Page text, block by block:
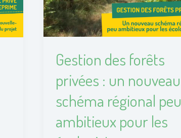
Gestion des forêts
privées : un nouveau
schéma régional peu
ambitieux pour les
:
un
nouveau
régional
ambitieux
pour
écologistes